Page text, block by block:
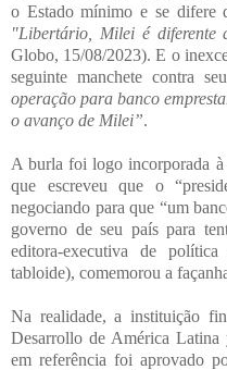
o Estado mínimo e se difere
"Libertário, Milei é diferente
Globo, 15/08/2023). E o
seguinte manchete contra
operação para banco
o avanço de Milei”.
A burla foi logo incorporada à
que escreveu que o
negociando para que “um
governo de seu país para
editora-executiva de
tabloide), comemorou a
Na realidade, a instituição
Desarrollo de América
em referência foi aprovado